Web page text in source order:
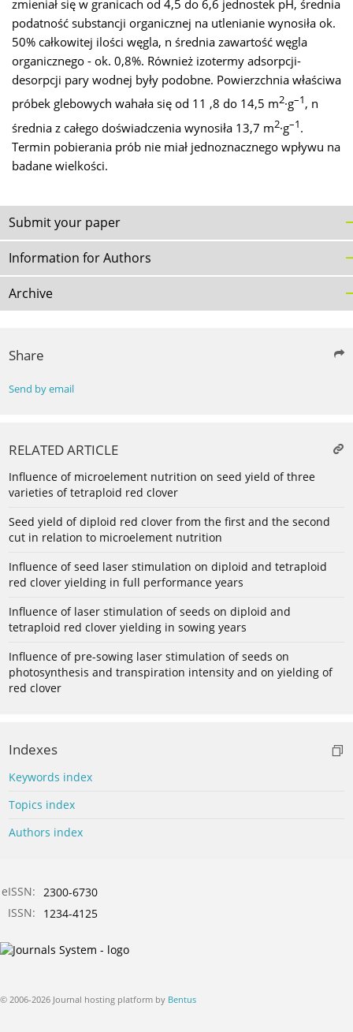
zmieniał się w granicach od 4,5 do 6,6 jednostek pH, średnia
podatność substancji organicznej na utlenianie wynosiła ok.
50% całkowitej ilości węgla, n średnia zawartość węgla
organicznego - ok. 0,8%. Również izotermy adsorpcji-
desorpcji pary wodnej były podobne. Powierzchnia właściwa
próbek glebowych wahała się od 11 ,8 do 14,5 m2·g–1, n
średnia z całego doświadczenia wynosiła 13,7 m2·g–1.
Termin pobierania prób nie miał jednoznacznego wpływu na
badane wielkości.
Submit your paper
Information for Authors
Archive
Share
Send by email
RELATED ARTICLE
Influence of microelement nutrition on seed yield of three
varieties of tetraploid red clover
Seed yield of diploid red clover from the first and the second
cut in relation to microelement nutrition
Influence of seed laser stimulation on diploid and tetraploid
red clover yielding in full performance years
Influence of laser stimulation of seeds on diploid and
tetraploid red clover yielding in sowing years
Influence of pre-sowing laser stimulation of seeds on
photosynthesis and transpiration intensity and on yielding of
red clover
Indexes
Keywords index
Topics index
Authors index
eISSN:
2300-6730
ISSN:
1234-4125
© 2006-2026 Journal hosting platform by Bentus